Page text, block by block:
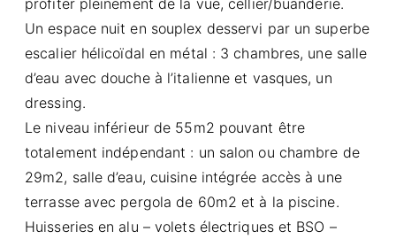
Un espace nuit en souplex desservi par un superbe
escalier hélicoïdal en métal : 3 chambres, une salle
d’eau avec douche à l’italienne et vasques, un
dressing.
Le niveau inférieur de 55m2 pouvant être
totalement indépendant : un salon ou chambre de
29m2, salle d’eau, cuisine intégrée accès à une
terrasse avec pergola de 60m2 et à la piscine.
Huisseries en alu – volets électriques et BSO –